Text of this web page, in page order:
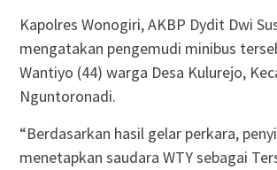
Kapolres Wonogiri, AKBP Dydit Dwi
mengatakan pengemudi minibus
Wantiyo (44) warga Desa Kulurejo,
Nguntoronadi.
“Berdasarkan hasil gelar perkara,
menetapkan saudara WTY sebagai